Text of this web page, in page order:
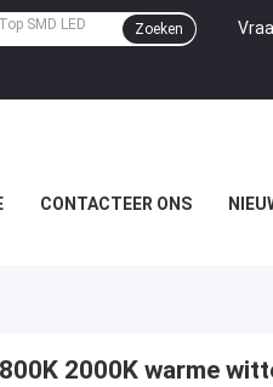
Zoeken
CONTACTEER ONS
2000K warme